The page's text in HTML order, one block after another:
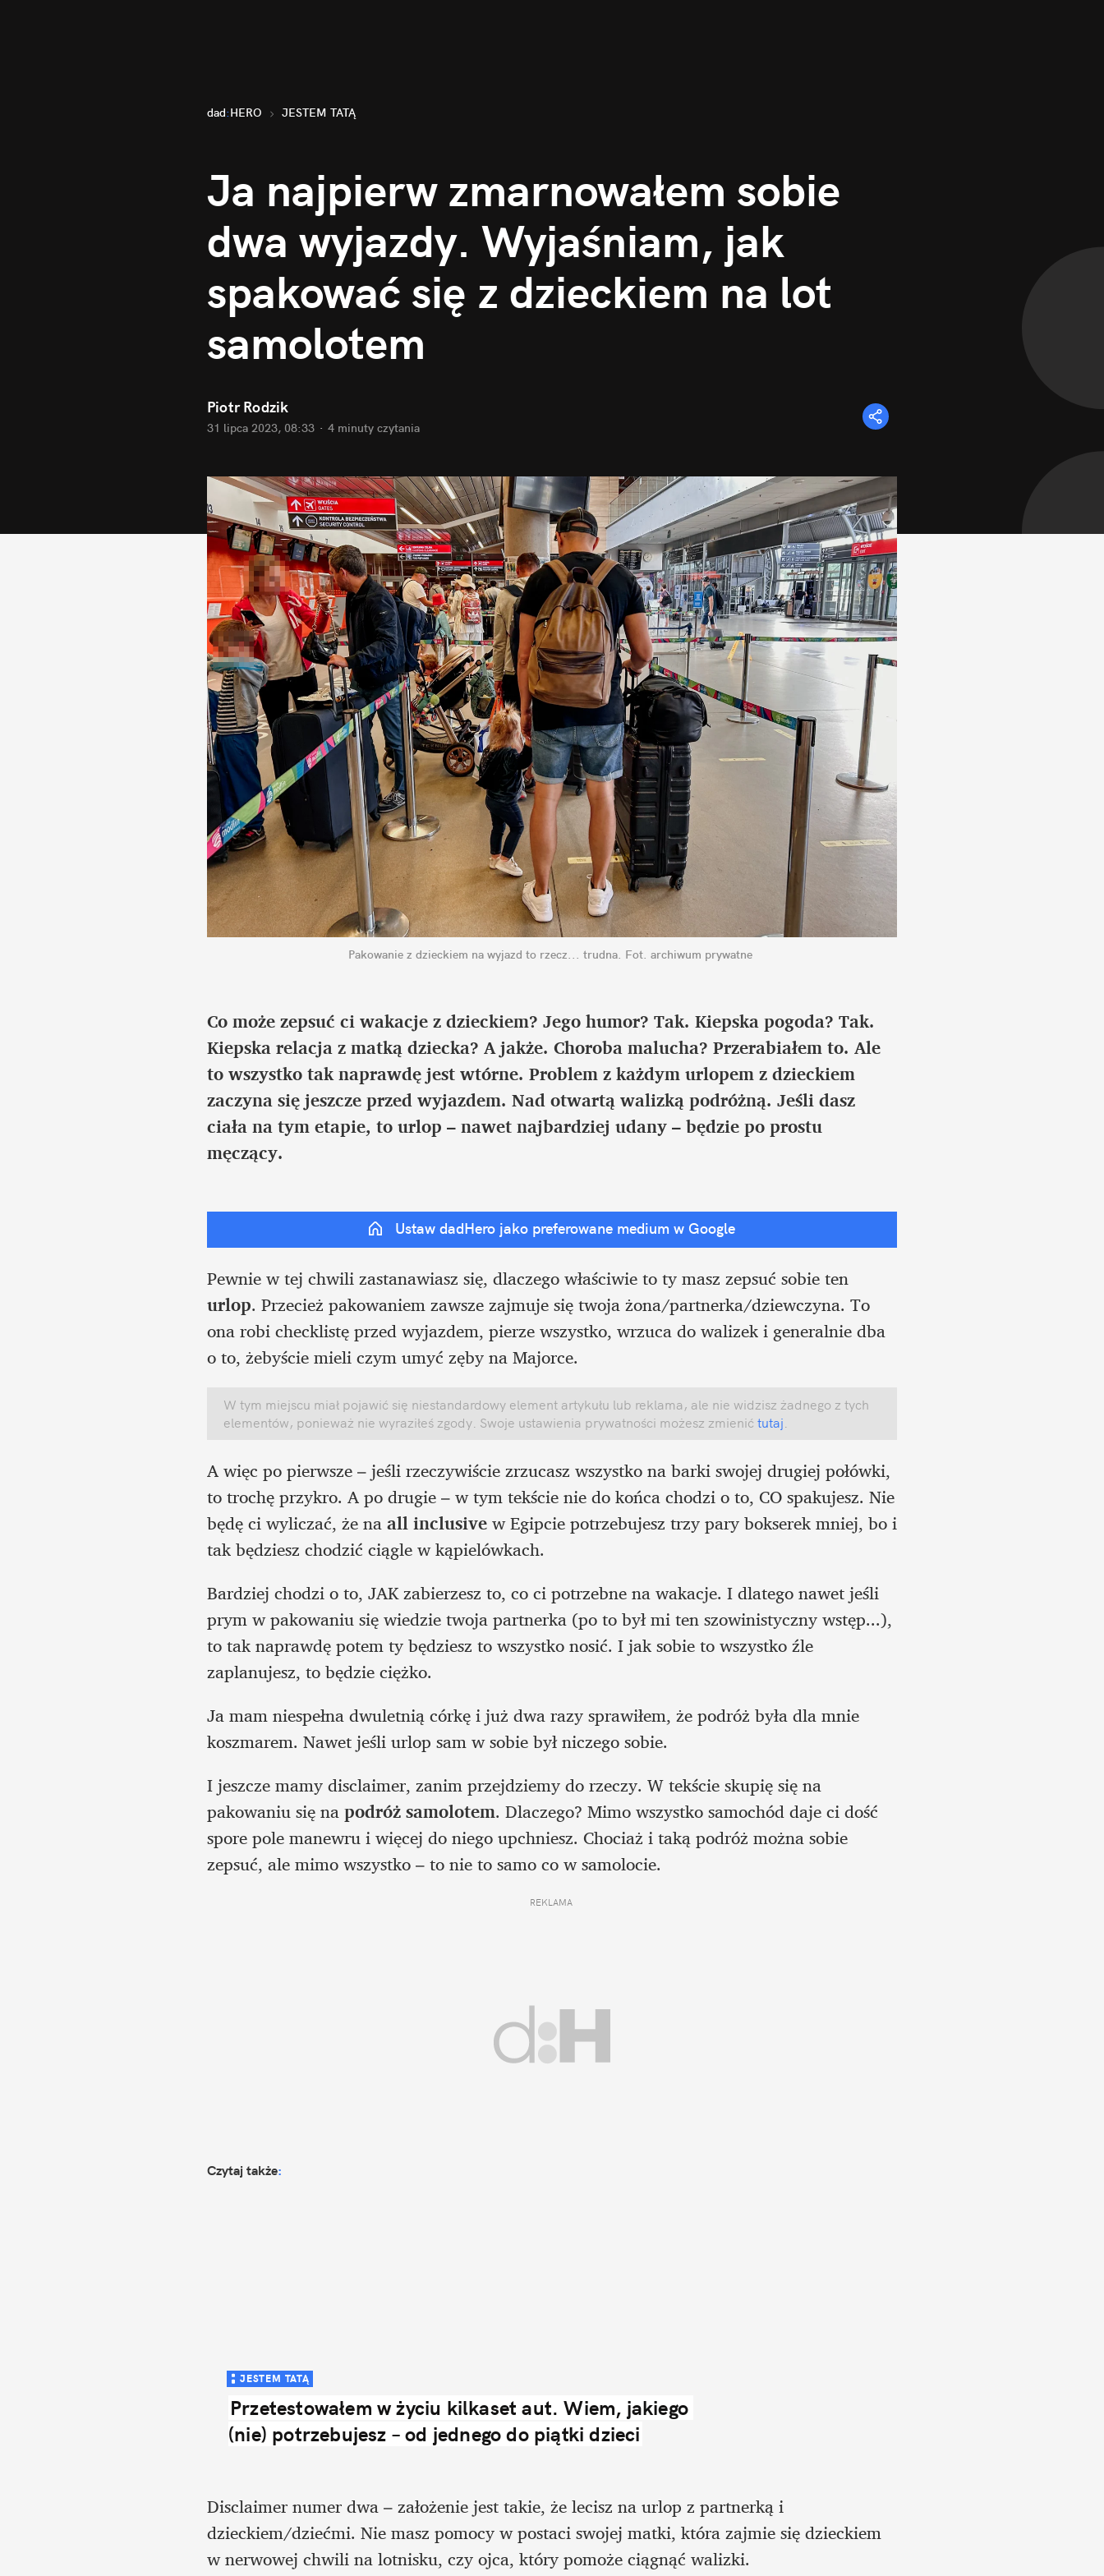
dad:HERO JESTEM TATĄ
Ja najpierw zmarnowałem sobie
dwa wyjazdy. Wyjaśniam, jak
spakować się z dzieckiem na lot
samolotem
Piotr Rodzik
31 lipca 2023, 08:33 · 4 minuty czytania
Pakowanie z dzieckiem na wyjazd to rzecz... trudna. Fot. archiwum prywatne
Co może zepsuć ci wakacje z dzieckiem? Jego humor? Tak. Kiepska pogoda? Tak.
Kiepska relacja z matką dziecka? A jakże. Choroba malucha? Przerabiałem to. Ale
to wszystko tak naprawdę jest wtórne. Problem z każdym urlopem z dzieckiem
zaczyna się jeszcze przed wyjazdem. Nad otwartą walizką podróżną. Jeśli dasz
ciała na tym etapie, to urlop – nawet najbardziej udany – będzie po prostu
męczący.
Ustaw dadHero jako preferowane medium w Google
urlop. Przecież pakowaniem zawsze zajmuje się twoja żona/partnerka/dziewczyna. To
ona robi checklistę przed wyjazdem, pierze wszystko, wrzuca do walizek i generalnie dba
o to, żebyście mieli czym umyć zęby na Majorce.
W tym miejscu miał pojawić się niestandardowy element artykułu lub reklama, ale nie widzisz żadnego z tych
elementów, ponieważ nie wyraziłeś zgody. Swoje ustawienia prywatności możesz zmienić tutaj
A więc po pierwsze – jeśli rzeczywiście zrzucasz wszystko na barki swojej drugiej połówki,
to trochę przykro. A po drugie – w tym tekście nie do końca chodzi o to, CO spakujesz. Nie
będę ci wyliczać, że na all inclusive w Egipcie potrzebujesz trzy pary bokserek mniej, bo i
tak będziesz chodzić ciągle w kąpielówkach.
Bardziej chodzi o to, JAK zabierzesz to, co ci potrzebne na wakacje. I dlatego nawet jeśli
prym w pakowaniu się wiedzie twoja partnerka (po to był mi ten szowinistyczny wstęp...),
to tak naprawdę potem ty będziesz to wszystko nosić. I jak sobie to wszystko źle
zaplanujesz, to będzie ciężko.
Ja mam niespełna dwuletnią córkę i już dwa razy sprawiłem, że podróż była dla mnie
koszmarem. Nawet jeśli urlop sam w sobie był niczego sobie.
I jeszcze mamy disclaimer, zanim przejdziemy do rzeczy. W tekście skupię się na
pakowaniu się na podróż samolotem. Dlaczego? Mimo wszystko samochód daje ci dość
spore pole manewru i więcej do niego upchniesz. Chociaż i taką podróż można sobie
zepsuć, ale mimo wszystko – to nie to samo co w samolocie.
REKLAMA
Czytaj także:
JESTEM TATĄ
Przetestowałem w życiu kilkaset aut. Wiem, jakiego
(nie) potrzebujesz – od jednego do piątki dzieci
Disclaimer numer dwa – założenie jest takie, że lecisz na urlop z partnerką i
dzieckiem/dziećmi. Nie masz pomocy w postaci swojej matki, która zajmie się dzieckiem
w nerwowej chwili na lotnisku, czy ojca, który pomoże ciągnąć walizki.